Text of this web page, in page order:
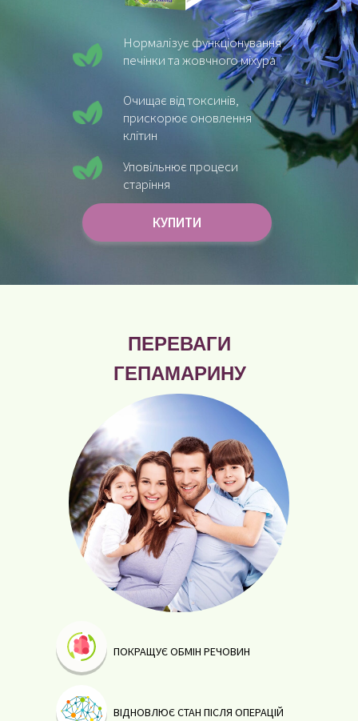
Нормалізує функціонування
печінки та жовчного міхура
Очищає від токсинів,
прискорює оновлення
клітин
Уповільнює процеси
старіння
КУПИТИ
ПЕРЕВАГИ
ГЕПАМАРИНУ
ВІДНОВЛЮЄ СТАН ПІСЛЯ ОПЕРАЦІЙ
ПОКРАЩУЄ ОБМІН РЕЧОВИН